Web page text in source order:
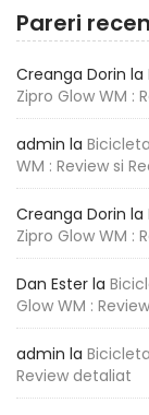
Pareri
Creanga Dorin la
Zipro Glow WM :
admin la
WM : Review si
Creanga Dorin la
Zipro Glow WM :
Dan Ester la
Glow WM :
admin la
Review detaliat